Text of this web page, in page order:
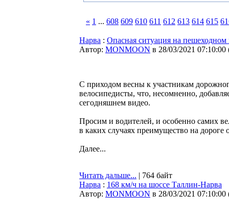
« 1 ... 608 609 610 611 612 613 614 615
Нарва : Опасная ситуация на пешеходном
Автор: MONMOON в 28/03/2021 07:10:00
С приходом весны к участникам
велосипедисты, что, несомненно,
сегодняшнем видео.
Просим и водителей, и особенно самих
в каких случаях преимущество на дороге
Далее...
Читать дальше... | 764 байт
Нарва : 168 км/ч на шоссе Таллин-Нарва
Автор: MONMOON в 28/03/2021 07:10:00